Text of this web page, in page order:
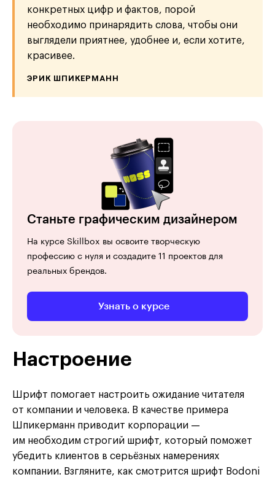
конкретных цифр и фактов, порой
необходимо принарядить слова, чтобы они
выглядели приятнее, удобнее и, если хотите,
красивее.
ЭРИК ШПИКЕРМАНН
Станьте графическим дизайнером
На курсе Skillbox вы освоите творческую
профессию с нуля и создадите 11 проектов для
реальных брендов.
Узнать о курсе
Настроение
Шрифт помогает настроить ожидание читателя
от компании и человека. В качестве примера
Шпикерманн приводит корпорации —
им необходим строгий шрифт, который поможет
убедить клиентов в серьёзных намерениях
компании. Взгляните, как смотрится шрифт Bodoni